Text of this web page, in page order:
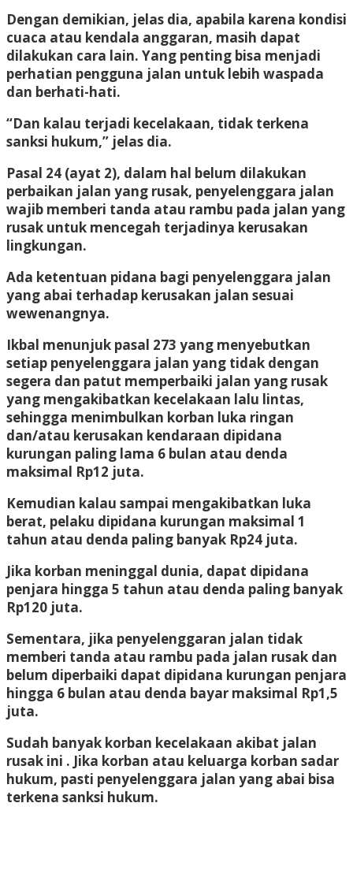
Dengan demikian, jelas dia, apabila karena kondisi
cuaca atau kendala anggaran, masih dapat
dilakukan cara lain. Yang penting bisa menjadi
perhatian pengguna jalan untuk lebih waspada
dan berhati-hati.
“Dan kalau terjadi kecelakaan, tidak terkena
sanksi hukum,” jelas dia.
Pasal 24 (ayat 2), dalam hal belum dilakukan
perbaikan jalan yang rusak, penyelenggara jalan
wajib memberi tanda atau rambu pada jalan yang
rusak untuk mencegah terjadinya kerusakan
lingkungan.
Ada ketentuan pidana bagi penyelenggara jalan
yang abai terhadap kerusakan jalan sesuai
wewenangnya.
Ikbal menunjuk pasal 273 yang menyebutkan
setiap penyelenggara jalan yang tidak dengan
segera dan patut memperbaiki jalan yang rusak
yang mengakibatkan kecelakaan lalu lintas,
sehingga menimbulkan korban luka ringan
dan/atau kerusakan kendaraan dipidana
kurungan paling lama 6 bulan atau denda
maksimal Rp12 juta.
Kemudian kalau sampai mengakibatkan luka
berat, pelaku dipidana kurungan maksimal 1
tahun atau denda paling banyak Rp24 juta.
Jika korban meninggal dunia, dapat dipidana
penjara hingga 5 tahun atau denda paling banyak
Rp120 juta.
Sementara, jika penyelenggaran jalan tidak
memberi tanda atau rambu pada jalan rusak dan
belum diperbaiki dapat dipidana kurungan penjara
hingga 6 bulan atau denda bayar maksimal Rp1,5
juta.
Sudah banyak korban kecelakaan akibat jalan
rusak ini . Jika korban atau keluarga korban sadar
hukum, pasti penyelenggara jalan yang abai bisa
terkena sanksi hukum.